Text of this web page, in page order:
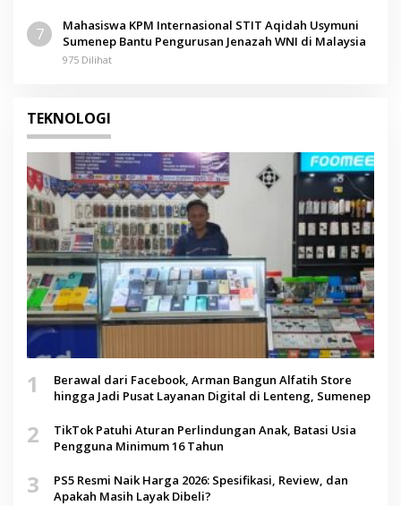
7
Mahasiswa KPM Internasional STIT Aqidah Usymuni
Sumenep Bantu Pengurusan Jenazah WNI di Malaysia
975 Dilihat
TEKNOLOGI
1
Berawal dari Facebook, Arman Bangun Alfatih Store
hingga Jadi Pusat Layanan Digital di Lenteng, Sumenep
2
TikTok Patuhi Aturan Perlindungan Anak, Batasi Usia
Pengguna Minimum 16 Tahun
3
PS5 Resmi Naik Harga 2026: Spesifikasi, Review, dan
Apakah Masih Layak Dibeli?